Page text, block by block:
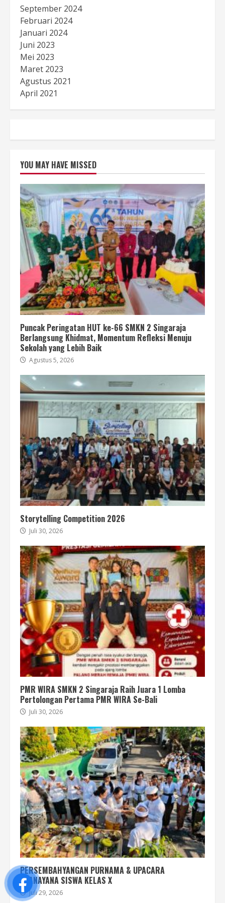
September 2024
Februari 2024
Januari 2024
Juni 2023
Mei 2023
Maret 2023
Agustus 2021
April 2021
YOU MAY HAVE MISSED
Puncak Peringatan HUT ke-66 SMKN 2 Singaraja
Berlangsung Khidmat, Momentum Refleksi Menuju
Sekolah yang Lebih Baik
Agustus 5, 2026
Storytelling Competition 2026
Juli 30, 2026
PMR WIRA SMKN 2 Singaraja Raih Juara 1 Lomba
Pertolongan Pertama PMR WIRA Se-Bali
Juli 30, 2026
PERSEMBAHYANGAN PURNAMA & UPACARA
UPANAYANA SISWA KELAS X
Juli 29, 2026